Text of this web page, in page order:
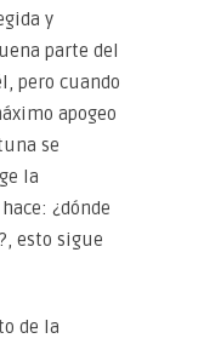
y
parte del
pero cuando
apogeo
se
la
¿dónde
esto sigue
de la